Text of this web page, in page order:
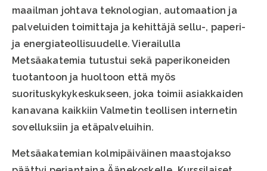
maailman johtava teknologian, automaation ja
palveluiden toimittaja ja kehittäjä sellu-, paperi-
ja energiateollisuudelle. Vierailulla
Metsäakatemia tutustui sekä paperikoneiden
tuotantoon ja huoltoon että myös
suorituskykykeskukseen, joka toimii asiakkaiden
kanavana kaikkiin Valmetin teollisen internetin
sovelluksiin ja etäpalveluihin.
Metsäakatemian kolmipäiväinen maastojakso